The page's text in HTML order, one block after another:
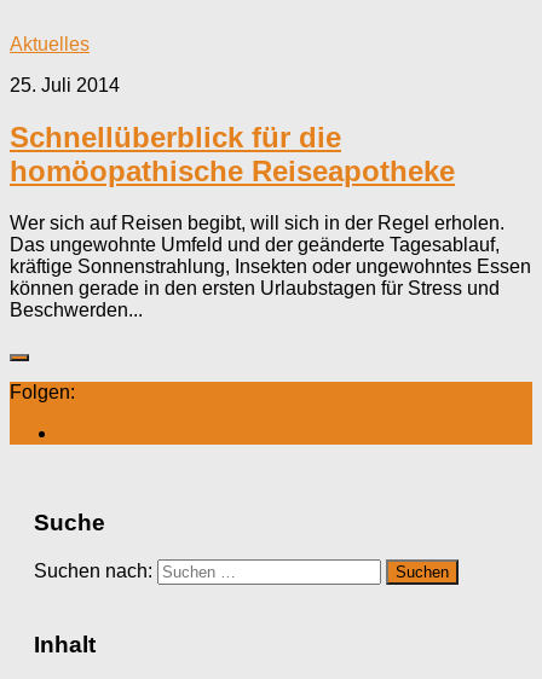
Aktuelles
25. Juli 2014
Schnellüberblick für die
homöopathische Reiseapotheke
Wer sich auf Reisen begibt, will sich in der Regel erholen.
Das ungewohnte Umfeld und der geänderte Tagesablauf,
kräftige Sonnenstrahlung, Insekten oder ungewohntes Essen
können gerade in den ersten Urlaubstagen für Stress und
Beschwerden...
Folgen:
Suche
Suchen nach:
Inhalt